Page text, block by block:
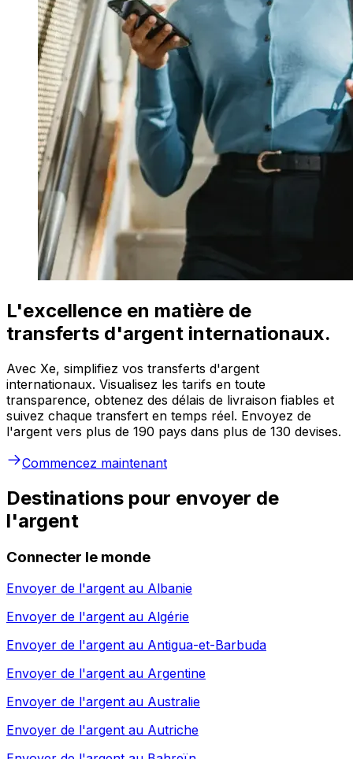
L'excellence en matière de
transferts d'argent internationaux.
Avec Xe, simplifiez vos transferts d'argent
internationaux. Visualisez les tarifs en toute
transparence, obtenez des délais de livraison fiables et
suivez chaque transfert en temps réel. Envoyez de
l'argent vers plus de 190 pays dans plus de 130 devises.
Commencez maintenant
Destinations pour envoyer de
l'argent
Connecter le monde
Envoyer de l'argent au Albanie
Envoyer de l'argent au Algérie
Envoyer de l'argent au Antigua-et-Barbuda
Envoyer de l'argent au Argentine
Envoyer de l'argent au Australie
Envoyer de l'argent au Autriche